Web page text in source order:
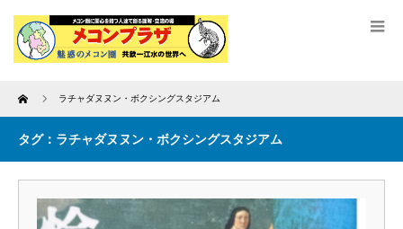
Home ラチャダヌヌン・ボクシングスタジアム
タグ：ラチャダヌヌン・ボクシングスタジアム